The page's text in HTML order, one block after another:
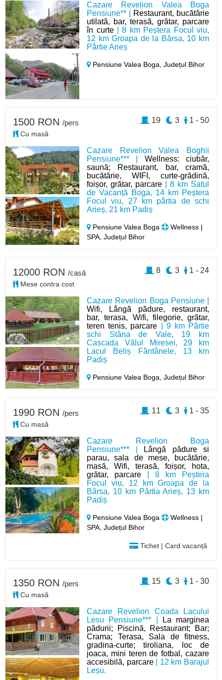
Cazare Revelion Valea Boga
Pensiune** |
Restaurant, bucătărie
utilată, bar, terasă, grătar, parcare
în curte| 8 km Peștera Focul viu,
12 km Groapa de la Bârsa, 10 km
Pârtie Arieș
Pensiune Valea Boga,Județul Bihor
Cazare Revelion Valea Boghii
Pensiune*** | Wellness: ciubăr,
saună; Restaurant, bar, cramă,
bucătărie, WIFI, curte-grădină,
foișor, grătar, parcare | 8 km Satul
de Vacanță Boga, 14 km Peștera
Focul viu, 27 km pârtia de schi
Arieș, 21 km Padiș
Pensiune Valea Boga
Wellness |
SPA, Județul Bihor
1500 RON /pers
Cu masă
1 - 50
3
19
Cazare Revelion Boga Pensiune |
Wifi, Lângă pădure, restaurant,
bar, terasa, Wifi, filegorie, grătar,
teren tenis, parcare | 9 km Pârtie
schi Stâna de Vale, 19 km
Cascada Vălul Miresei, 29 km
Lacul Beliș Fântânele, 13 km
Padiș
Pensiune Valea Boga,Județul Bihor
12000 RON /casă
Mese contra cost
1 - 24
3
8
Cazare Revelion Boga
Pensiune*** |
Lângă pădure si
parau, sala de mese, bucătărie,
masă, Wifi, terasă, foișor, hota,
grătar, parcare | 8 km Peștera
Focul viu, 12 km Groapa de la
Bârsa, 10 km Pârtia Arieș, 13 km
Padiș
Pensiune Valea Boga
Wellness |
SPA, Județul Bihor
Tichet | Card vacanță
1990 RON /pers
Cu masă
1 - 35
3
11
Cazare Revelion Coada Lacului
Lesu Pensiune*** |
La marginea
pădurii; Piscină, Restaurant; Bar;
Crama; Terasa, Sala de fitness,
gradina-curte; tiroliana, loc de
joaca, mini teren de fotbal, cazare
accesibilă, parcare| 12 km Barajul
Leșu.
1350 RON /pers
Cu masă
1 - 30
3
15